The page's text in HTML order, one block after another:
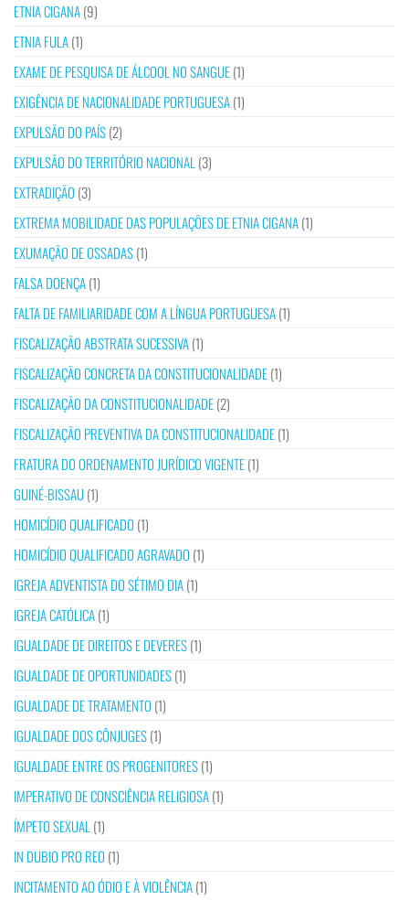
ETNIA CIGANA(9)
ETNIA FULA(1)
EXAME DE PESQUISA DE ÁLCOOL NO SANGUE(1)
EXIGÊNCIA DE NACIONALIDADE PORTUGUESA(1)
EXPULSÃO DO PAÍS(2)
EXPULSÃO DO TERRITÓRIO NACIONAL (3)
EXTRADIÇÃO (3)
EXTREMA MOBILIDADE DAS POPULAÇÕES DE ETNIA CIGANA(1)
EXUMAÇÃO DE OSSADAS(1)
FALSA DOENÇA(1)
FALTA DE FAMILIARIDADE COM A LÍNGUA PORTUGUESA(1)
FISCALIZAÇÃO ABSTRATA SUCESSIVA(1)
FISCALIZAÇÃO CONCRETA DA CONSTITUCIONALIDADE(1)
FISCALIZAÇÃO DA CONSTITUCIONALIDADE(2)
FISCALIZAÇÃO PREVENTIVA DA CONSTITUCIONALIDADE(1)
FRATURA DO ORDENAMENTO JURÍDICO VIGENTE(1)
GUINÉ-BISSAU(1)
HOMICÍDIO QUALIFICADO (1)
HOMICÍDIO QUALIFICADO AGRAVADO (1)
IGREJA ADVENTISTA DO SÉTIMO DIA(1)
IGREJA CATÓLICA(1)
IGUALDADE DE DIREITOS E DEVERES(1)
IGUALDADE DE OPORTUNIDADES(1)
IGUALDADE DE TRATAMENTO (1)
IGUALDADE DOS CÔNJUGES(1)
IGUALDADE ENTRE OS PROGENITORES(1)
IMPERATIVO DE CONSCIÊNCIA RELIGIOSA(1)
ÍMPETO SEXUAL (1)
IN DUBIO PRO REO (1)
INCITAMENTO AO ÓDIO E À VIOLÊNCIA(1)